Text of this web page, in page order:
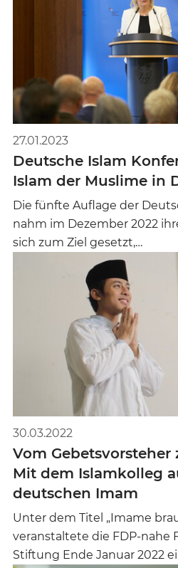
27.01.2023
Deutsche Islam
Islam der Muslime in
Die fünfte Auflage der
nahm im Dezember 2022
sich zum Ziel gesetzt,…
30.03.2022
Vom Gebetsvorsteher
Mit dem Islamkolleg
deutschen Imam
Unter dem Titel „Imame
veranstaltete die FDP-nahe
Stiftung Ende Januar 2022